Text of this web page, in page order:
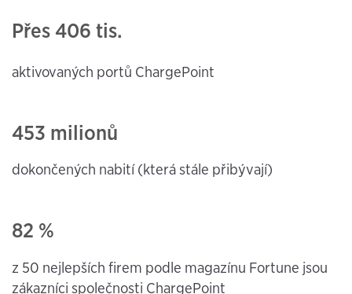
Přes 406 tis.
aktivovaných portů ChargePoint
453 milionů
dokončených nabití (kterástále přibývají)
82 %
z 50 nejlepších firem podle magazínu Fortune jsou
zákazníci společnosti ChargePoint